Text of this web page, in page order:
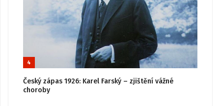
4
Český zápas 1926: Karel Farský – zjištění vážné
choroby